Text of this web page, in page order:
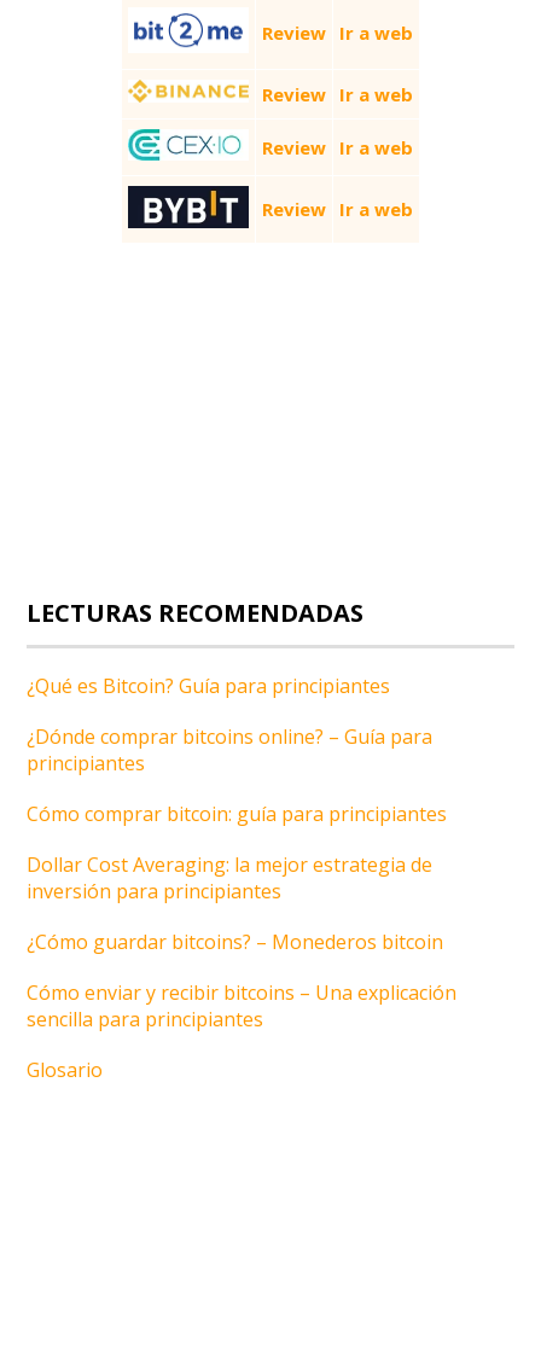
Review Ir a web
Review Ir a web
Review Ir a web
Review Ir a web
LECTURAS RECOMENDADAS
¿Qué es Bitcoin? Guía para principiantes
¿Dónde comprar bitcoins online? – Guía para
principiantes
Cómo comprar bitcoin: guía para principiantes
Dollar Cost Averaging: la mejor estrategia de
inversión para principiantes
¿Cómo guardar bitcoins? – Monederos bitcoin
Cómo enviar y recibir bitcoins – Una explicación
sencilla para principiantes
Glosario